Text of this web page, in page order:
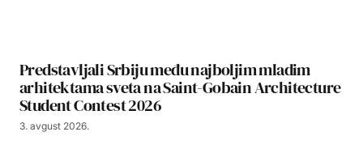
Predstavljali Srbiju među najboljim mladim
arhitektama sveta na Saint-Gobain Architecture
Student Contest 2026
3. avgust 2026.